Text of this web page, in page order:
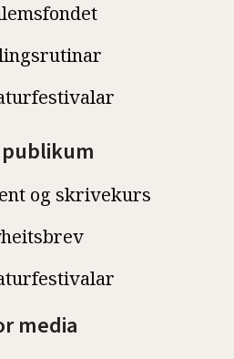
publikum
og skrivekurs
media